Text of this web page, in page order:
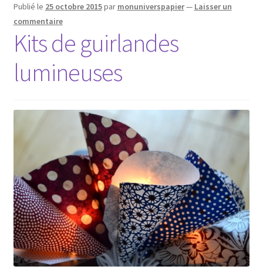
Publié le 25 octobre 2015par monuniverspapier— Laisser un
commentaire
Kits de guirlandes
lumineuses